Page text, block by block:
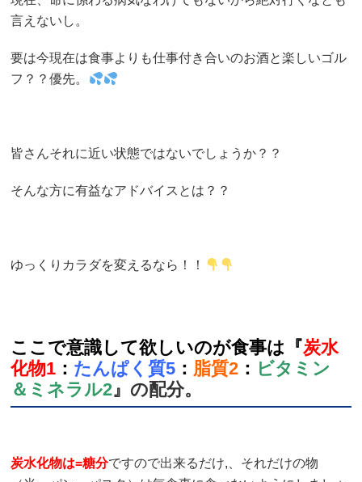
言えないし。
要は今現在は食事よりも仕事付き合いのお酒と楽しいゴル
フ？？優先。
皆さんそれに近い状態ではないでしょうか？？
そんな方に有益なアドバイスとは？？
ゆっくりカラダを変えるなら！！
ここで意識して欲しいのが食事は 『炭水
化物1 ： たんぱく質5 ： 脂質2 ： ビタミン
＆ミネラル2』 の配分。
炭水化物は=糖分ですので出来るだけ,、それだけの物